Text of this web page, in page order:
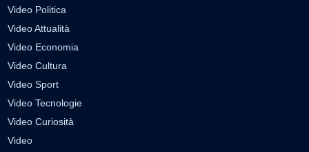
Video Politica
Video Attualità
Video Economia
Video Cultura
Video Sport
Video Tecnologie
Video Curiosità
Video